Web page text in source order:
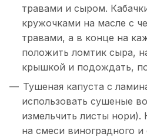
травами и сыром.
кружочками на масле с
травами, а в конце на
положить ломтик сыра,
крышкой и подождать,
Тушеная капуста с
использовать сушеные
измельчить листы
на смеси виноградного и